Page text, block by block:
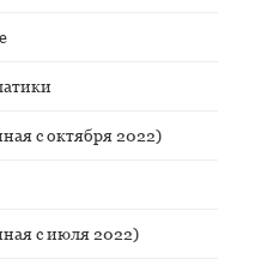
с октября 2022)
с июля 2022)